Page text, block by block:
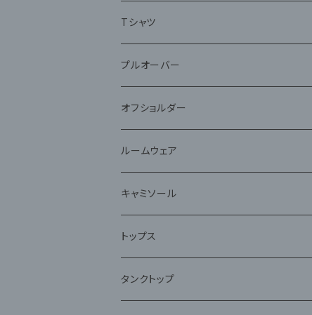
Tシャツ
プルオーバー
オフショルダー
ルームウェア
キャミソール
トップス
タンクトップ